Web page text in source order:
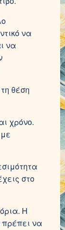
να
να
θέση
χρόνο.
στο
Η
πρέπει να